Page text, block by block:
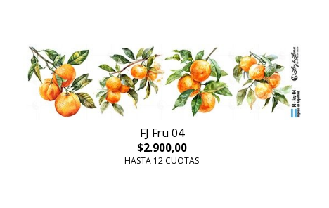
FJ Fru 04
$2.900,00
HASTA 12 CUOTAS